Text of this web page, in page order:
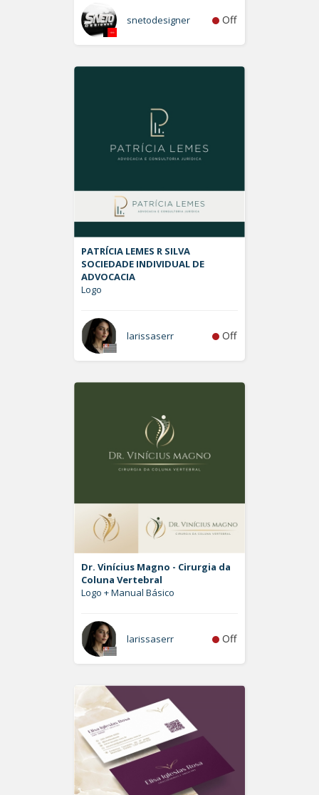
snetodesigner Off
PATRÍCIA LEMES R SILVA
SOCIEDADE INDIVIDUAL DE
ADVOCACIA
Logo
larissaserr Off
Dr. Vinícius Magno - Cirurgia da
Coluna Vertebral
Logo + Manual Básico
larissaserr Off